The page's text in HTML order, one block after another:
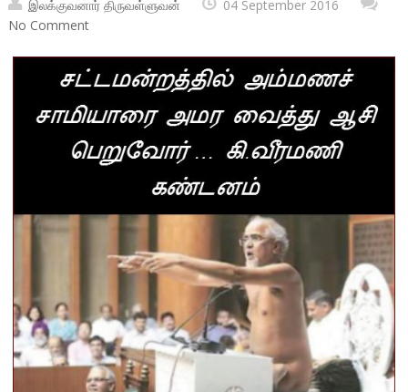
இலக்குவனார் திருவள்ளுவன்
04 September 2016
No Comment